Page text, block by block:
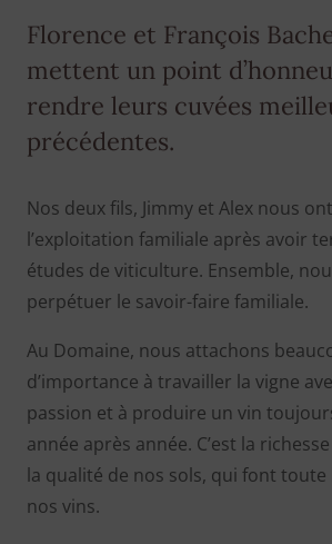
Florence et François
mettent un point
rendre leurs cuvées
précédentes.
Nos deux fils, Jimmy et Alex nous
l’exploitation familiale après avoir
études de viticulture. Ensemble,
perpétuer le savoir-faire familiale.
Au Domaine, nous attachons
d’importance à travailler la vigne
passion et à produire un vin
année après année. C’est la
la qualité de nos sols, qui font toute
nos vins.